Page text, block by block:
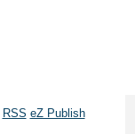
RSS eZ Publish